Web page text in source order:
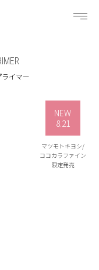
ライマー
NEW
8.21
マツモトキヨシ/
ココカラファイン
限定発売